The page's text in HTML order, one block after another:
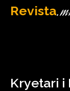
Revista
Kryetari i